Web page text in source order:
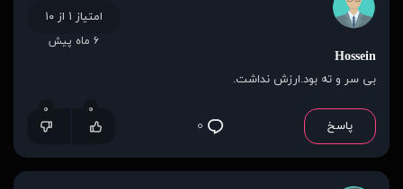
Hossein
بی سر و ته بود.ارزش نداشت.
پاسخ ۰
۰ ۰
امتیاز ۱ از ۱۰
۶ ماه پیش